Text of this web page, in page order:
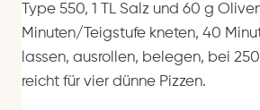
Type 550, 1 TL Salz und 60 g
Minuten/Teigstufe kneten, 40
lassen, ausrollen, belegen, bei
reicht für vier dünne Pizzen.